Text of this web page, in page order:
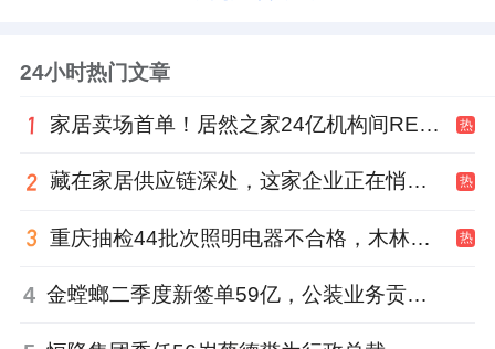
24小时热门文章
家居卖场首单！居然之家24亿机构间REITs获深交所无异议函 热
藏在家居供应链深处，这家企业正在悄悄转型 热
重庆抽检44批次照明电器不合格，木林森全资子公司被点名 热
4 金螳螂二季度新签单59亿，公装业务贡献逾八成